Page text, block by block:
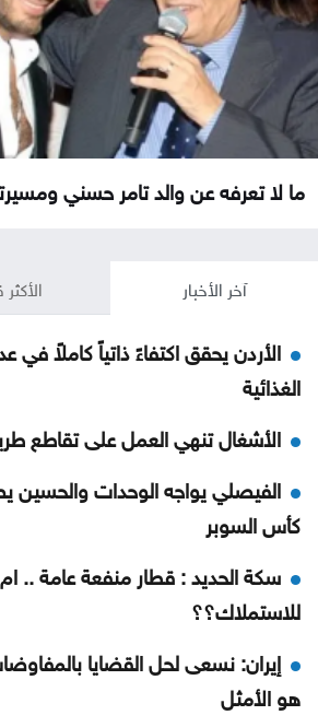
ما لا تعرفه عن والد تامر حسني
آخر الأخبار
الأردن يحقق اكتفاءً ذاتياً كاملاً في
الغذائية
الأشغال تنهي العمل على تقاطع
الفيصلي يواجه الوحدات والحسين
كأس السوبر
سكة الحديد : قطار منفعة عامة ..
للاستملاك؟؟
إيران: نسعى لحل القضايا
هو الأمثل